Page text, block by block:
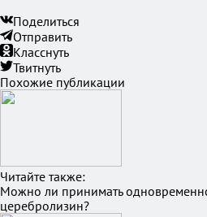
Поделиться
Отправить
Класснуть
Твитнуть
Похожие публикации
Читайте также:
Можно ли принимать
церебролизин?